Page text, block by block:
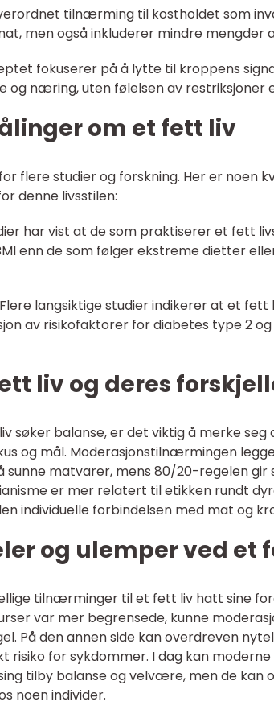
tilnærming til kostholdet som
men også inkluderer mindre mengder
fokuserer på å lytte til kroppens
og næring, uten følelsen av restriksjoner
om et fett liv
flere studier og forskning. Her er noen
denne livsstilen:
har vist at de som praktiserer et fett
enn de som følger ekstreme dietter
langsiktige studier indikerer at et
av risikofaktorer for diabetes type 2
liv og deres
søker balanse, er det viktig å merke seg
og mål. Moderasjonstilnærmingen
sunne matvarer, mens 80/20-regelen
er mer relatert til etikken rundt
individuelle forbindelsen med mat og
og ulemper ved et
tilnærminger til et fett liv hatt sine
var mer begrensede, kunne
På den annen side kan overdreven
risiko for sykdommer. I dag kan
tilby balanse og velvære, men de kan
noen individer.